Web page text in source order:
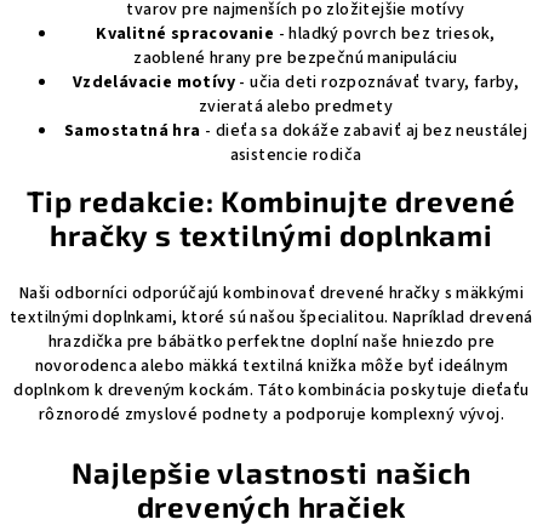
tvarov pre najmenších po zložitejšie motívy
Kvalitné spracovanie - hladký povrch bez triesok,
zaoblené hrany pre bezpečnú manipuláciu
Vzdelávacie motívy - učia deti rozpoznávať tvary, farby,
zvieratá alebo predmety
Samostatná hra - dieťa sa dokáže zabaviť aj bez neustálej
asistencie rodiča
Tip redakcie: Kombinujte drevené
hračky s textilnými doplnkami
Naši odborníci odporúčajú kombinovať drevené hračky s mäkkými
textilnými doplnkami, ktoré sú našou špecialitou. Napríklad drevená
hrazdička pre bábätko perfektne doplní naše hniezdo pre
novorodenca alebo mäkká textilná knižka môže byť ideálnym
doplnkom k dreveným kockám. Táto kombinácia poskytuje dieťaťu
rôznorodé zmyslové podnety a podporuje komplexný vývoj.
Najlepšie vlastnosti našich
drevených hračiek